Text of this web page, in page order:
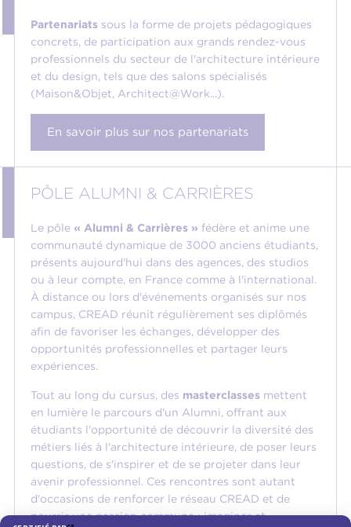
Partenariatssous la forme de projets pédagogiques
concrets, de participation aux grands rendez-vous
professionnels du secteur de l'architecture intérieure
et du design, tels que des salons spécialisés
(Maison&Objet, Architect@Work...).
En savoir plus sur nos partenariats
PÔLE ALUMNI & CARRIÈRES
Le pôle « Alumni & Carrières » fédère et anime une
communauté dynamique de 3000 anciens étudiants,
présents aujourd'hui dans des agences, des studios
ou à leur compte, en France comme à l'international.
À distance ou lors d'événements organisés sur nos
campus, CREAD réunit régulièrement ses diplômés
afin de favoriser les échanges, développer des
opportunités professionnelles et partager leurs
expériences.
Tout au long du cursus, des masterclassesmettent
en lumière le parcours d'un Alumni, offrant aux
étudiants l'opportunité de découvrir la diversité des
métiers liés à l'architecture intérieure, de poser leurs
questions, de s'inspirer et de se projeter dans leur
avenir professionnel. Ces rencontres sont autant
d'occasions de renforcer le réseau CREAD et de
nourrir une passion commune : imaginer et